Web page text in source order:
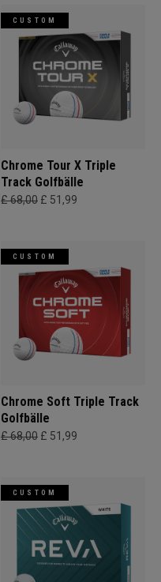
CUSTOM
Chrome Tour X Triple
Track Golfbälle
£ 68,00 £ 51,99
CUSTOM
Chrome Soft Triple Track
Golfbälle
£ 68,00 £ 51,99
CUSTOM